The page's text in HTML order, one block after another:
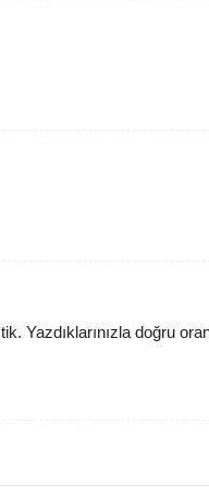
Yazdıklarınızla doğru